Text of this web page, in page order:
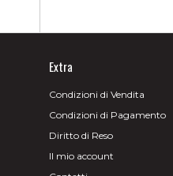
Extra
Condizioni di Vendita
Condizioni di Pagamento
Diritto di Reso
Il mio account